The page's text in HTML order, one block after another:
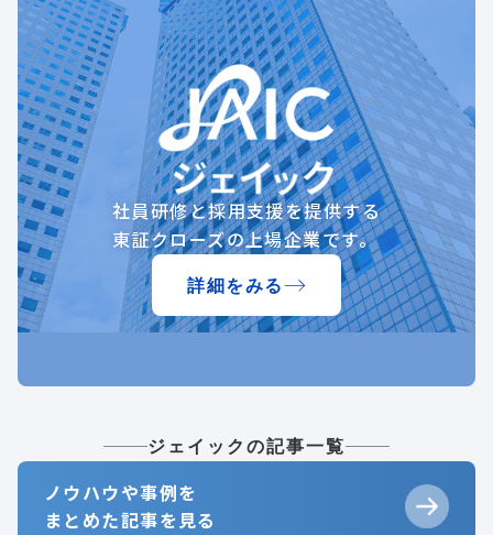
社員研修と採用支援を提供する
東証クローズの上場企業です。
詳細をみる
ジェイックの記事一覧
ノウハウや事例を
まとめた記事を見る